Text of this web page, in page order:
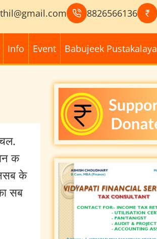
8826566136
Info Event Babujeek Pustakalaya
क
के
सब